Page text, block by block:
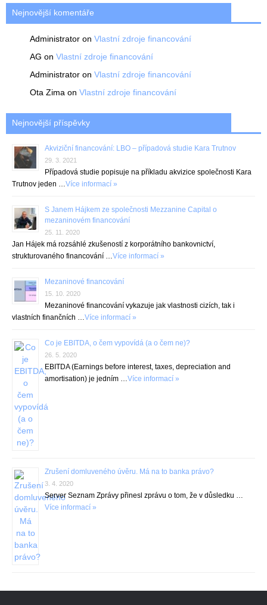
Nejnovější komentáře
Administrator on Vlastní zdroje financování
AG on Vlastní zdroje financování
Administrator on Vlastní zdroje financování
Ota Zima on Vlastní zdroje financování
Nejnovější příspěvky
Akviziční financování: LBO – případová studie Kara Trutnov
29. 3. 2021
Případová studie popisuje na příkladu akvizice společnosti Kara
Trutnov jeden …Více informací »
S Janem Hájkem ze společnosti Mezzanine Capital o
mezaninovém financování
25. 11. 2020
Jan Hájek má rozsáhlé zkušeností z korporátního bankovnictví,
strukturovaného financování …Více informací »
Mezaninové financování
15. 10. 2020
Mezaninové financování vykazuje jak vlastnosti cizích, tak i
vlastních finančních …Více informací »
Co je EBITDA, o čem vypovídá (a o čem ne)?
26. 5. 2020
EBITDA (Earnings before interest, taxes, depreciation and
amortisation) je jedním …Více informací »
Zrušení domluveného úvěru. Má na to banka právo?
3. 4. 2020
Server Seznam Zprávy přinesl zprávu o tom, že v důsledku …
Více informací »